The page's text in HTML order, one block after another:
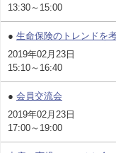
13:30～15:00
● 生命保険のトレンドを
2019年02月23日
15:10～16:40
● 会員交流会
2019年02月23日
17:00～19:00